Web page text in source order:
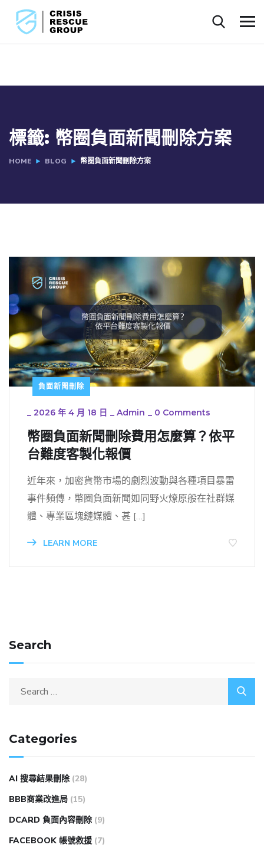
標籤: 幣圈負面新聞刪除方案
HOME BLOG 幣圈負面新聞刪除方案
負面新聞刪除
_ 2026 年 4 月 18 日 _ Admin _ 0 Comments
幣圈負面新聞刪除費用怎麼算？依平
台難度客製化報價
近年來，加密貨幣市場的劇烈波動與各種項目暴雷
事件頻傳，幣圈負面新聞如同野火燎原般在社群媒
體、專業區塊鏈媒體、甚 […]
LEARN MORE
Search
Categories
AI 搜尋結果刪除 (28)
BBB商業改進局 (15)
DCARD 負面內容刪除 (9)
FACEBOOK 帳號救援 (7)